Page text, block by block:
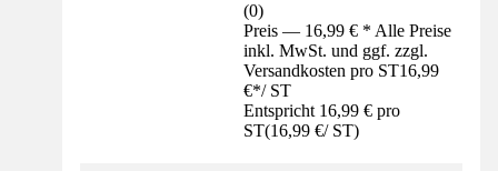
(0)
Preis — 16,99 € * Alle Preise
inkl. MwSt. und ggf. zzgl.
Versandkosten pro ST16,99
€*/ ST
Entspricht 16,99 € pro
ST(16,99 €/ ST)